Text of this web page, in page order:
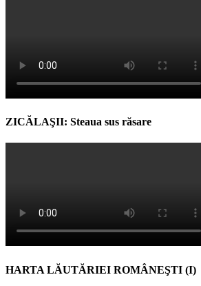
ZICĂLAŞII: Steaua sus răsare
HARTA LĂUTĂRIEI ROMÂNEŞTI (I)